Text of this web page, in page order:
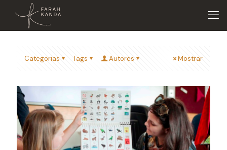
Categorias Tags Autores Mostrar